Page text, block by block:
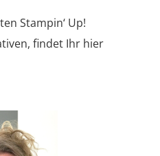
Stampin‘ Up!
findet Ihr hier